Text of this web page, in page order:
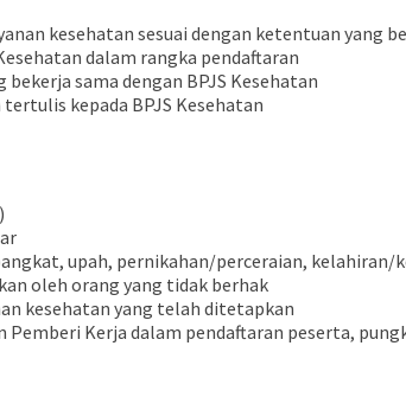
kesehatan sesuai dengan ketentuan yang
dalam rangka pendaftaran
sama dengan BPJS Kesehatan
kepada BPJS Kesehatan
upah, pernikahan/perceraian,
oleh orang yang tidak berhak
kesehatan yang telah ditetapkan
Kerja dalam pendaftaran peserta,